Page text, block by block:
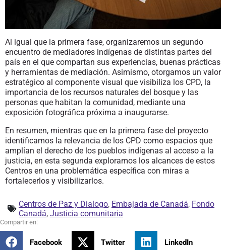
Al igual que la primera fase, organizaremos un segundo
encuentro de mediadores indígenas de distintas partes del
país en el que compartan sus experiencias, buenas prácticas
y herramientas de mediación. Asimismo, otorgamos un valor
estratégico al componente visual que visibiliza los CPD, la
importancia de los recursos naturales del bosque y las
personas que habitan la comunidad, mediante una
exposición fotográfica próxima a inaugurarse.
En resumen, mientras que en la primera fase del proyecto
identificamos la relevancia de los CPD como espacios que
amplían el derecho de los pueblos indígenas al acceso a la
justicia, en esta segunda exploramos los alcances de estos
Centros en una problemática específica con miras a
fortalecerlos y visibilizarlos.
Centros de Paz y Dialogo, Embajada de Canadá, Fondo
Canadá, Justicia comunitaria
Facebook Twitter LinkedIn